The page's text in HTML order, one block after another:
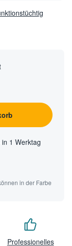
1 Werktag
in der Farbe
Professionelles